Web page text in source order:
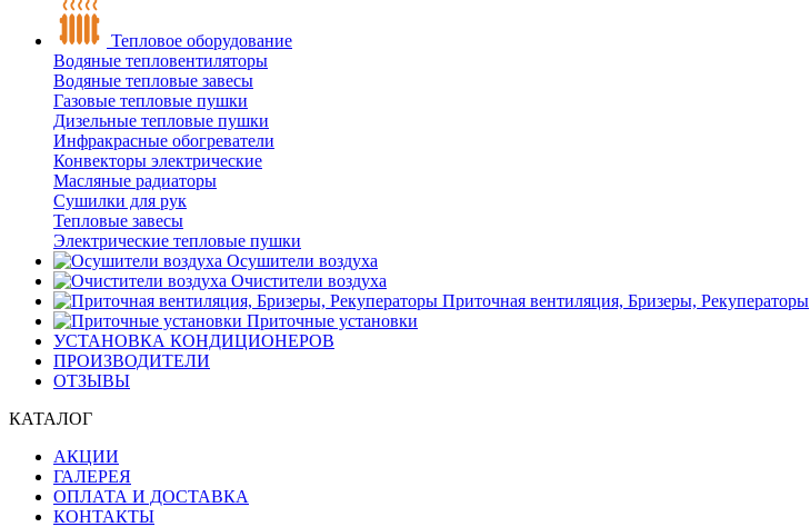
Тепловое оборудование
Водяные тепловентиляторы
Водяные тепловые завесы
Газовые тепловые пушки
Дизельные тепловые пушки
Инфракрасные обогреватели
Конвекторы электрические
Масляные радиаторы
Сушилки для рук
Тепловые завесы
Электрические тепловые пушки
Осушители воздуха
Очистители воздуха
Приточная вентиляция, Бризеры, Рекуператоры
Приточные установки
УСТАНОВКА КОНДИЦИОНЕРОВ
ПРОИЗВОДИТЕЛИ
ОТЗЫВЫ
КАТАЛОГ
АКЦИИ
ГАЛЕРЕЯ
ОПЛАТА И ДОСТАВКА
КОНТАКТЫ